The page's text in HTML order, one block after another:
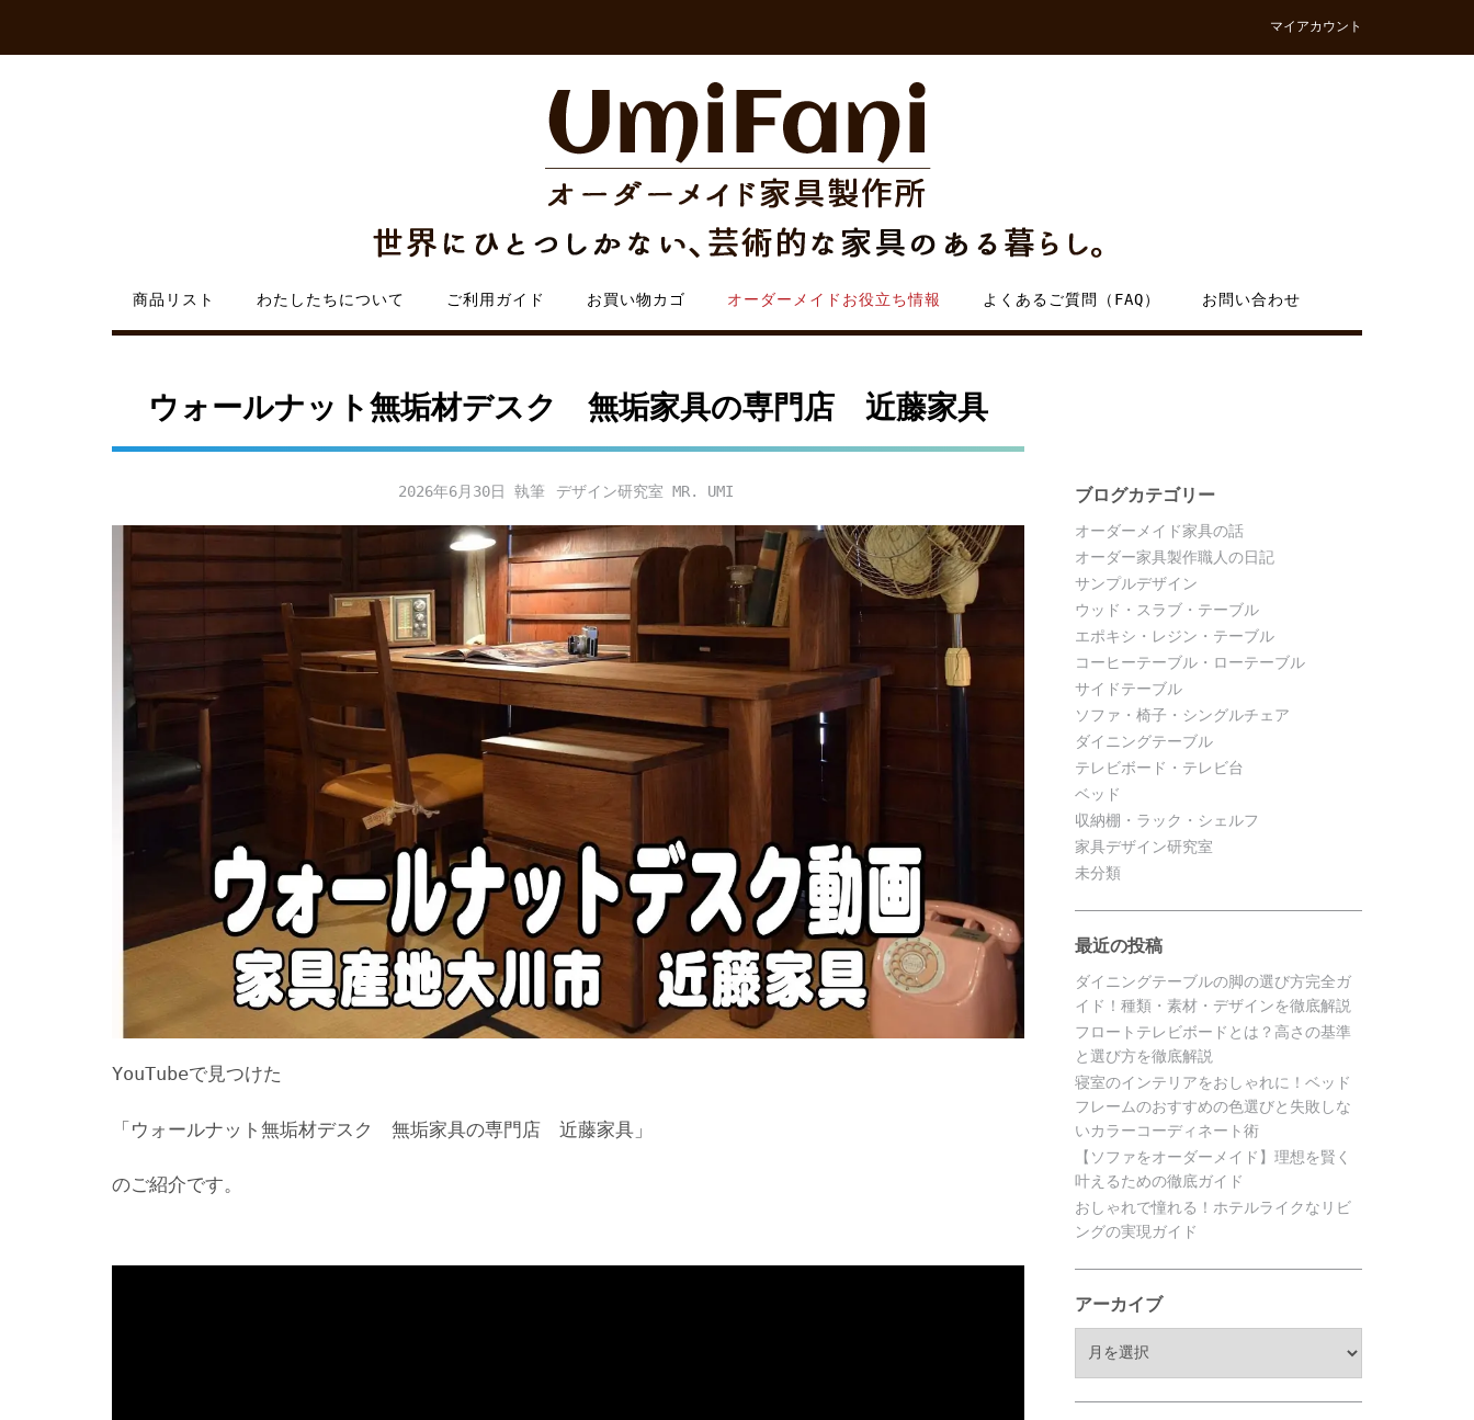
content
マイアカウント
商品リスト わたしたちについて ご利用ガイド お買い物カゴ オーダーメイドお役立ち情報 よくあるご質問（FAQ） お問い合わせ
ウォールナット無垢材デスク 無垢家具の専門店 近藤家具
2026年6月30日 デザイン研究室 MR. UMI
YouTubeで見つけた
「ウォールナット無垢材デスク 無垢家具の専門店 近藤家具」
のご紹介です。
ブログカテゴリー
オーダーメイド家具の話
オーダー家具製作職人の日記
サンプルデザイン
ウッド・スラブ・テーブル
エポキシ・レジン・テーブル
コーヒーテーブル・ローテーブル
サイドテーブル
ソファ・椅子・シングルチェア
ダイニングテーブル
テレビボード・テレビ台
ベッド
収納棚・ラック・シェルフ
家具デザイン研究室
未分類
最近の投稿
ダイニングテーブルの脚の選び方完全ガ
イド！種類・素材・デザインを徹底解説
フロートテレビボードとは？高さの基準
と選び方を徹底解説
寝室のインテリアをおしゃれに！ベッド
フレームのおすすめの色選びと失敗しな
いカラーコーディネート術
【ソファをオーダーメイド】理想を賢く
叶えるための徹底ガイド
おしゃれで憧れる！ホテルライクなリビ
ングの実現ガイド
アーカイブ